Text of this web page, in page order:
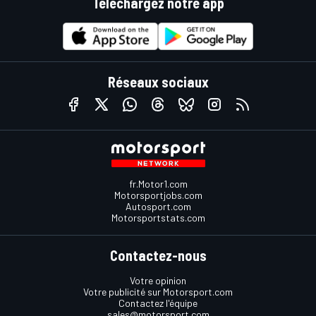
Réseaux sociaux
fr.Motor1.com
Motorsportjobs.com
Autosport.com
Motorsportstats.com
Contactez-nous
Votre opinion
Votre publicité sur Motorsport.com
Contactez l'équipe